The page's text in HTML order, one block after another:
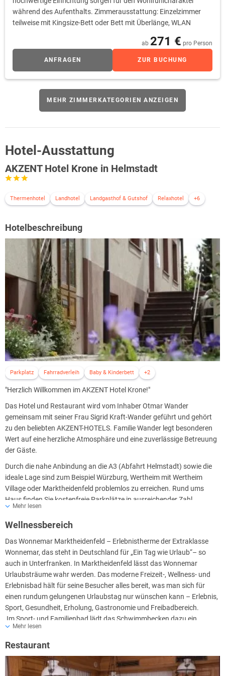
während des Aufenthalts. Zimmerausstattung: Einzelzimmer
teilweise mit Kingsize-Bett oder Bett mit Überlänge, WLAN
ab 271 € pro Person
ANFRAGEN ZUR BUCHUNG
MEHR ZIMMERKATEGORIEN ANZEIGEN
Hotel-Ausstattung
AKZENT Hotel Krone in Helmstadt
Thermenhotel Landhotel Landgasthof & Gutshof Relaxhotel +6
Hotelbeschreibung
Parkplatz Fahrradverleih Baby & Kinderbett +2
"Herzlich Willkommen im AKZENT Hotel Krone!"
Das Hotel und Restaurant wird vom Inhaber Otmar Wander
gemeinsam mit seiner Frau Sigrid Kraft-Wander geführt und gehört
zu den beliebten AKZENT-HOTELS. Familie Wander legt besonderen
Wert auf eine herzliche Atmosphäre und eine zuverlässige Betreuung
der Gäste.
Durch die nahe Anbindung an die A3 (Abfahrt Helmstadt) sowie die
ideale Lage sind zum Beispiel Würzburg, Wertheim mit Wertheim
Village oder Marktheidenfeld problemlos zu erreichen. Rund ums
Haus finden Sie kostenfreie Parkplätze in ausreichender Zahl.
Familienzimmer und 4 Einzelzimmer. Durch die verschiedenen
Ausstattungen sind Sonderwünsche wie z.B. Wasserbett, Bett
mit Überlänge oder Einzelzimmer mit KING-SIZE-BED je nach
Verfügbarkeit kein Problem.
Mehr lesen
Wellnessbereich
Das Wonnemar Marktheidenfeld – Erlebnistherme der Extraklasse
Wonnemar, das steht in Deutschland für „Ein Tag wie Urlaub“– so
auch in Unterfranken. In Marktheidenfeld lässt das Wonnemar
Urlaubsträume wahr werden. Das moderne Freizeit-, Wellness- und
Erlebnisbad hält für seine Besucher alles bereit, was man sich für
einen rundum gelungenen Urlaubstag nur wünschen kann – Erlebnis,
Sport, Gesundheit, Erholung, Gastronomie und Freibadbereich.
Im Sport- und Familienbad lädt das Schwimmbecken dazu ein,
sportlich Bahn um Bahn zu ziehen, während die Röhrenrutsche mit
Fun und purem Nervenkitzel die Jugend wie auch die jung
erleben die Kleinsten im „Wonni-Land“ des Wonnemar
Marktheidenfeld.f
Mehr lesen
Restaurant